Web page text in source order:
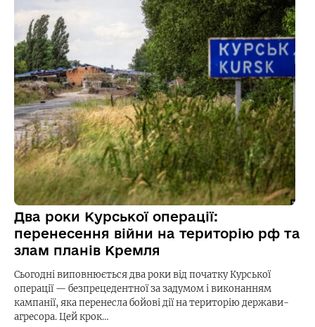
Два роки Курської операції:
перенесення війни на територію рф та
злам планів Кремля
Сьогодні виповнюється два роки від початку Курської
операції — безпрецедентної за задумом і виконанням
кампанії, яка перенесла бойові дії на територію держави-
агресора. Цей крок…